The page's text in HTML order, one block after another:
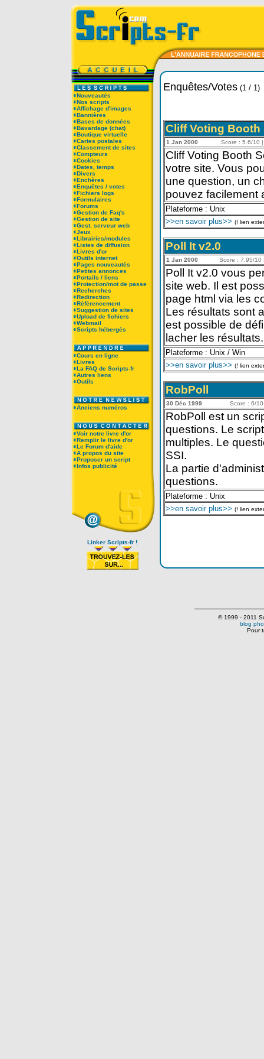
Nouveautés
Nos scripts
Affichage d'images
Bannières
Bases de données
Bavardage (chat)
Boutique virtuelle
Cartes postales
Classement de sites
Compteurs
Cookies
Dates, temps
Divers
Enchères
Enquêtes / votes
Fichiers logs
Formulaires
Forums
Gestion de Faq's
Gestion de site
Gest. serveur web
Jeux
Librairies/modules
Listes de diffusion
Livres d'or
Outils internet
Pages nouveautés
Petites annonces
Portails / liens
Protection/mot de passe
Recherches
Redirection
Référencement
Suggestion de sites
Upload de fichiers
Webmail
Scripts hébergés
Cours en ligne
Livres
La FAQ de Scripts-fr
Autres liens
Outils
Anciens numéros
Voir notre livre d'or
Remplir le livre d'or
Le Forum d'aide
A propos du site
Proposer un script
Infos publicité
Linker Scripts-fr !
Enquêtes/Votes(1 / 1)
Cliff Voting Booth
1 Jan 2000 Score : 5.6/10
Cliff Voting Booth
votre site. Vous
une question, un
pouvez facilement
Plateforme : Unix
>>en savoir plus>> (! lien
Poll It v2.0
1 Jan 2000 Score : 7.95/10
Poll It v2.0 vous
site web. Il est
page html via les
Les résultats sont
est possible de
lacher les résultats.
Plateforme : Unix / Win
>>en savoir plus>> (! lien
RobPoll
30 Déc 1999 Score : 6/
RobPoll est un
questions. Le
multiples. Le
SSI.
La partie
questions.
Plateforme : Unix
>>en savoir plus>> (! lien
© 1999 - 2011
blog
Pour